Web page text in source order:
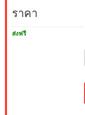
ราคา
ส่งฟรี